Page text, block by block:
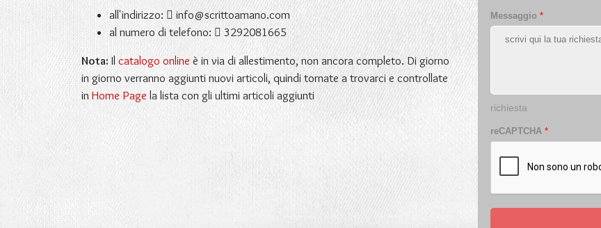
all'indirizzo:
info@scrittoamano.com
al numero di telefono:
3292081665
Nota: Il catalogo online è in via di allestimento, non ancora completo. Di giorno
in giorno verranno aggiunti nuovi articoli, quindi tornate a trovarci e controllate
in Home Page la lista con gli ultimi articoli aggiunti
Messaggio *
richiesta
reCAPTCHA *